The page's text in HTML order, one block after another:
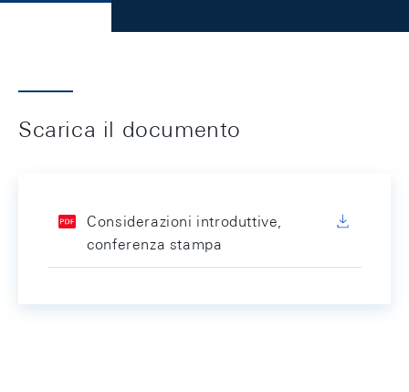
Scarica il documento
Considerazioni introduttive,
conferenza stampa